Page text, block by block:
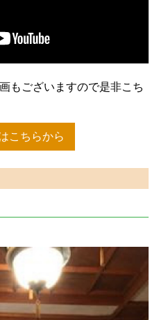
もございますので是非こち
こちらから